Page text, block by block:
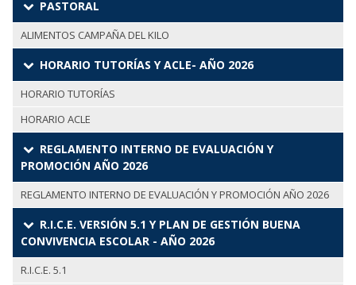
PASTORAL
ALIMENTOS CAMPAÑA DEL KILO
HORARIO TUTORÍAS Y ACLE- AÑO 2026
HORARIO TUTORÍAS
HORARIO ACLE
REGLAMENTO INTERNO DE EVALUACIÓN Y
PROMOCIÓN AÑO 2026
REGLAMENTO INTERNO DE EVALUACIÓN Y PROMOCIÓN AÑO 2026
R.I.C.E. VERSIÓN 5.1 Y PLAN DE GESTIÓN BUENA
CONVIVENCIA ESCOLAR - AÑO 2026
R.I.C.E. 5.1